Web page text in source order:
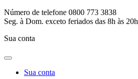
Número de telefone 0800 773 3838
Seg. à Dom. exceto feriados das 8h às 20h
Sua conta
Sua conta